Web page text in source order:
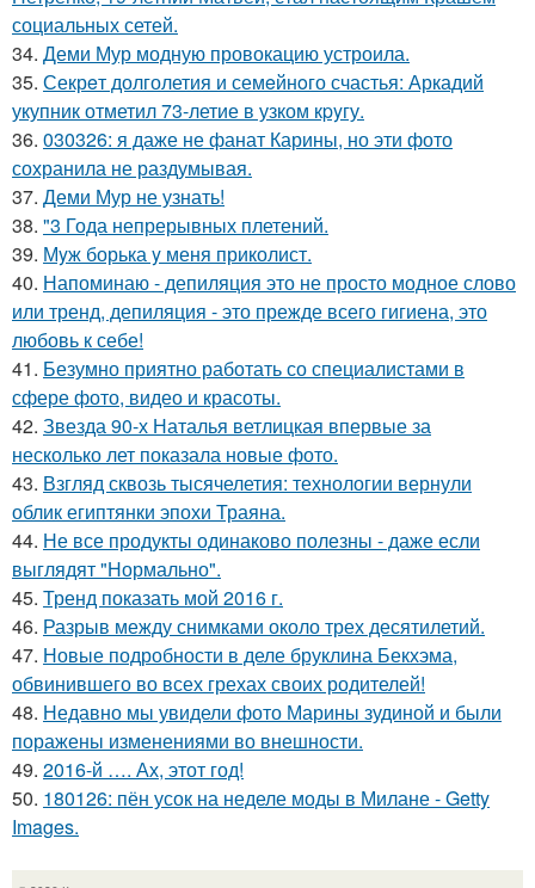
социальных сетей.
34. Деми Мур модную провокацию устроила.
35. Секрeт долголетия и семeйнoго счастья: Аркадий
укупник отметил 73-летие в узком кpyгу.
36. 030326: я даже не фанат Карины, но эти фото
сохранила не раздумывая.
37. Деми Мур не узнать!
38. "3 Года непрерывных плетений.
39. Мyж борька y меня приколист.
40. Напоминаю - депиляция это не просто модное слово
или тренд, депиляция - это прежде всего гигиена, это
любовь к себе!
41. Безумно приятно работать со специалистами в
сфере фото, видео и красоты.
42. Звезда 90-х Наталья ветлицкая впервые за
несколько лет показала новые фото.
43. Взгляд сквозь тысячелетия: технологии вернули
облик египтянки эпохи Траяна.
44. Не все продукты одинаково полезны - даже если
выглядят "Нормально".
45. Тренд показать мой 2016 г.
46. Разрыв между снимками около трех десятилетий.
47. Новые подробности в деле бруклина Бекхэма,
обвинившего во всех грехах своих родителей!
48. Недавно мы увидели фото Марины зудиной и были
поражены изменениями во внешности.
49. 2016-й …. Ах, этот год!
50. 180126: пён усок на неделе моды в Милане - Getty
Images.